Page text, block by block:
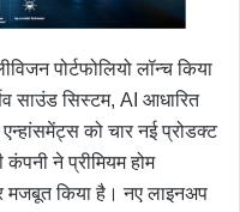
पोर्टफोलियो लॉन्च किया
साउंड सिस्टम, AI आधारित
को चार नई प्रोडक्ट
ने प्रीमियम होम
मजबूत किया है। नए लाइनअप